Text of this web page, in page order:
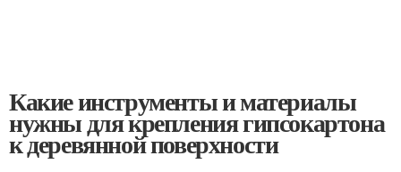
Какие инструменты и материалы
нужны для крепления гипсокартона
к деревянной поверхности